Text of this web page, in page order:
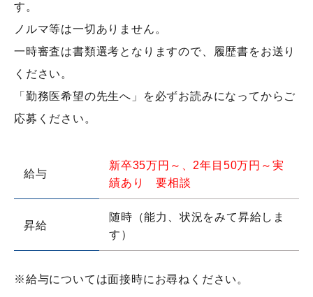
す。
ノルマ等は一切ありません。
一時審査は書類選考となりますので、履歴書をお送り
ください。
「勤務医希望の先生へ」を必ずお読みになってからご
応募ください。
給与
新卒35万円～、2年目50万円～実
績あり 要相談
昇給
随時（能力、状況をみて昇給しま
す）
※給与については面接時にお尋ねください。